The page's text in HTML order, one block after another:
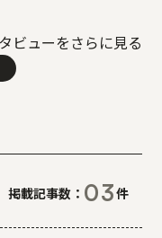
ビューをさらに見る
掲載記事数 03件